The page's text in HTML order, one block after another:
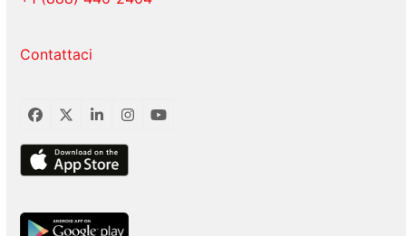
Contattaci
Facebook
TwitterLinkedInInstagram
YouTube